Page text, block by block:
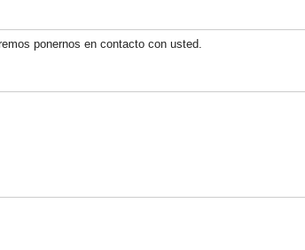
ponernos en contacto con usted.